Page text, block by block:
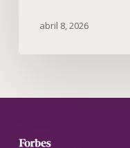
abril 8, 2026